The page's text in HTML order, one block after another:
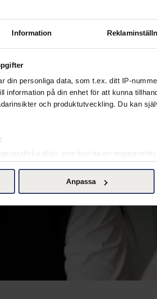
Information
din personliga data, som t.ex. ditt IP-
information på din enhet för att kunna
och produktutveckling. Du kan
plats som kan ha en
uppgifter behandlas och ställ in dina
helst från cookie-förklaringen.
när som helst ändra dina preferenser
affärspartners teknik, inklusive cookies,
ger du ditt samtycke för dessa
Anpassa
privat och offentlig sektor.